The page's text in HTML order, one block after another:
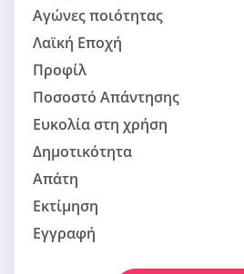
Αγώνες ποιότητας
Λαϊκή Εποχή
Προφίλ
Ποσοστό Απάντησης
Ευκολία στη χρήση
Δημοτικότητα
Απάτη
Εκτίμηση
Εγγραφή